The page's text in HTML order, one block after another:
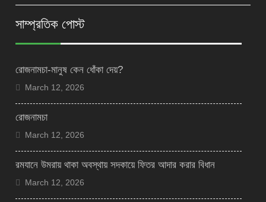
সাম্প্রতিক পোস্ট
রোজনামচা-মানুষ কেন ধোঁকা দেয়?
March 12, 2026
রোজনামচা
March 12, 2026
রমযানে উমরায় থাকা অবস্থায় সদকায়ে ফিতর আদার করার বিধান
March 12, 2026